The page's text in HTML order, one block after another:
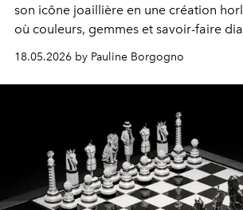
son icône joaillière en une création
où couleurs, gemmes et savoir-faire
18.05.2026 by Pauline Borgogno